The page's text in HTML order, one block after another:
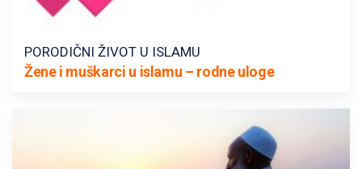
PORODIČNI ŽIVOT U ISLAMU
Žene i muškarci u islamu – rodne uloge